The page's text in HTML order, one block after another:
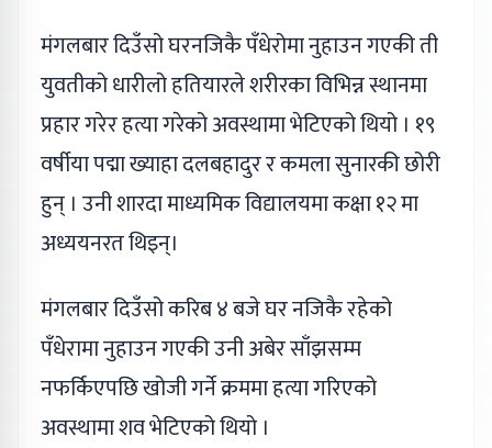
मंगलबार दिउँसो घरनजिकै पँधेरोमा नुहाउन गएकी ती
युवतीको धारीलो हतियारले शरीरका विभिन्न स्थानमा
प्रहार गरेर हत्या गरेको अवस्थामा भेटिएको थियो । १९
वर्षीया पद्मा ख्याहा दलबहादुर र कमला सुनारकी छोरी
हुन् । उनी शारदा माध्यमिक विद्यालयमा कक्षा १२ मा
अध्ययनरत थिइन्।
मंगलबार दिउँसो करिब ४ बजे घर नजिकै रहेको
पँधेरामा नुहाउन गएकी उनी अबेर साँझसम्म
नफर्किएपछि खोजी गर्ने क्रममा हत्या गरिएको
अवस्थामा शव भेटिएको थियो ।